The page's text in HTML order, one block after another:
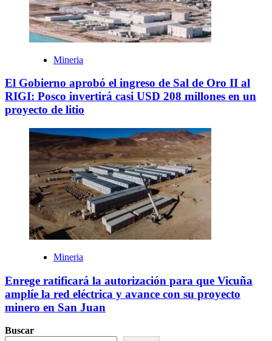
Mineria
El Gobierno aprobó el ingreso de Sal de Oro II al
RIGI: Posco invertirá casi USD 208 millones en un
proyecto de litio
Mineria
Enrege ratificará la autorización para que Vicuña
amplíe la red eléctrica y avance con su proyecto
minero en San Juan
Buscar